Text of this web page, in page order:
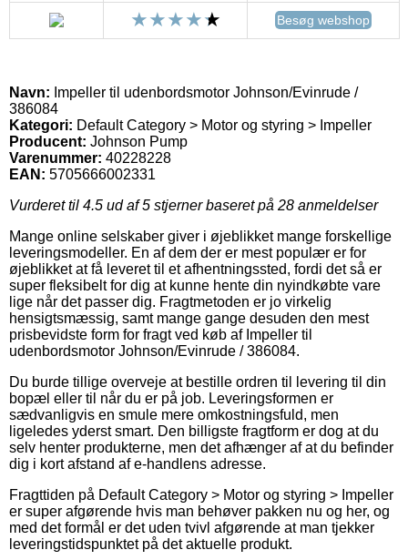
Besøg webshop
Navn: Impeller til udenbordsmotor Johnson/Evinrude /
386084
Kategori: Default Category > Motor og styring > Impeller
Producent: Johnson Pump
Varenummer: 40228228
EAN: 5705666002331
Vurderet til 4.5 ud af 5 stjerner baseret på 28 anmeldelser
Mange online selskaber giver i øjeblikket mange forskellige
leveringsmodeller. En af dem der er mest populær er for
øjeblikket at få leveret til et afhentningssted, fordi det så er
super fleksibelt for dig at kunne hente din nyindkøbte vare
lige når det passer dig. Fragtmetoden er jo virkelig
hensigtsmæssig, samt mange gange desuden den mest
prisbevidste form for fragt ved køb af Impeller til
udenbordsmotor Johnson/Evinrude / 386084.
Du burde tillige overveje at bestille ordren til levering til din
bopæl eller til når du er på job. Leveringsformen er
sædvanligvis en smule mere omkostningsfuld, men
ligeledes yderst smart. Den billigste fragtform er dog at du
selv henter produkterne, men det afhænger af at du befinder
dig i kort afstand af e-handlens adresse.
Fragttiden på Default Category > Motor og styring > Impeller
er super afgørende hvis man behøver pakken nu og her, og
med det formål er det uden tvivl afgørende at man tjekker
leveringstidspunktet på det aktuelle produkt.